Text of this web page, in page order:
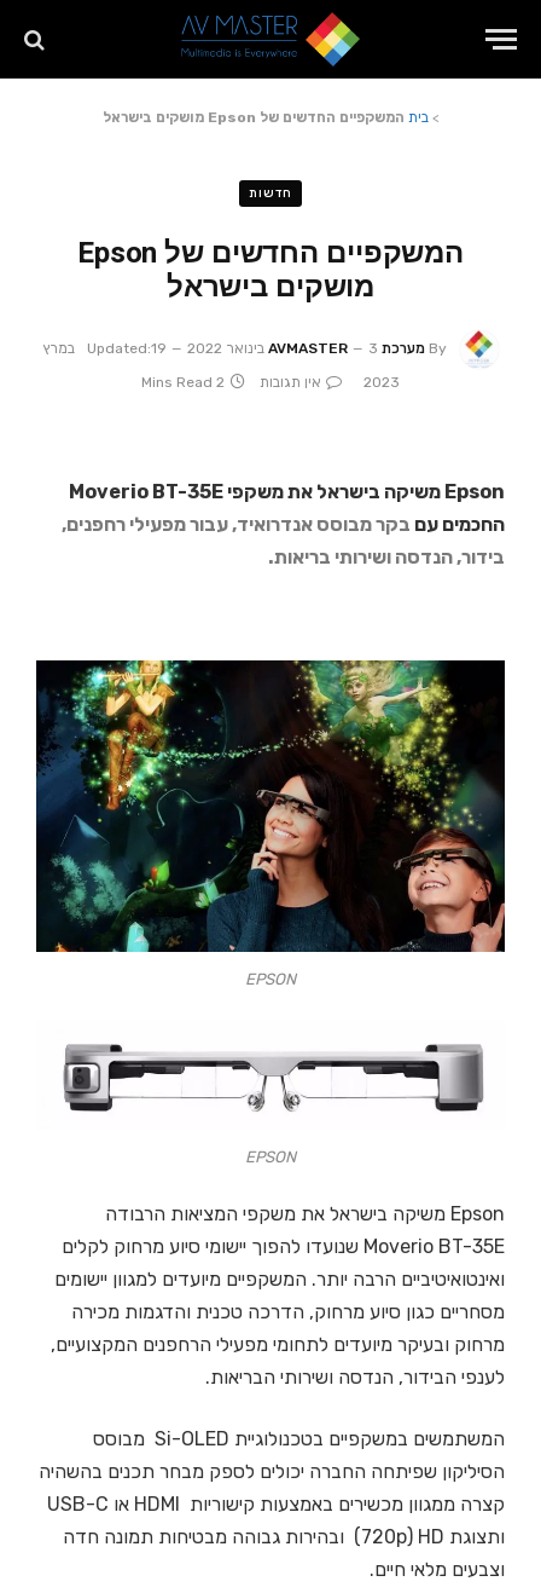
>בית המשקפיים החדשים של Epson מושקים בישראל
חדשות
המשקפיים החדשים של Epson
מושקים בישראל
By מערכת AVMASTER 3 בינואר 2022 Updated:
19 במרץ
2023
אין תגובות 2 Mins Read
Epson משיקה בישראל את משקפי Moverio BT-35E
החכמים עם בקר מבוסס אנדרואיד, עבור מפעילי רחפנים,
בידור, הנדסה ושירותי בריאות.
EPSON
EPSON
Epson משיקה בישראל את משקפי המציאות הרבודה
Moverio BT-35E שנועדו להפוך יישומי סיוע מרחוק לקלים
ואינטואיטיביים הרבה יותר. המשקפיים מיועדים למגוון יישומים
מסחריים כגון סיוע מרחוק, הדרכה טכנית והדגמות מכירה
מרחוק ובעיקר מיועדים לתחומי מפעילי הרחפנים המקצועיים,
לענפי הבידור, הנדסה ושירותי הבריאות.
המשתמשים במשקפיים בטכנולוגיית Si-OLED מבוסס
הסיליקון שפיתחה החברה יכולים לספק מבחר תכנים בהשהיה
קצרה ממגוון מכשירים באמצעות קישוריות HDMI או USB-C
ותצוגת HD ‏(720p) ובהירות גבוהה מבטיחות תמונה חדה
וצבעים מלאי חיים.